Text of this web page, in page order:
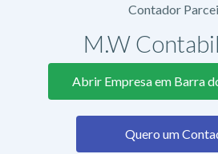
Contador
M.W
Abrir Empresa em Barra
Quero um